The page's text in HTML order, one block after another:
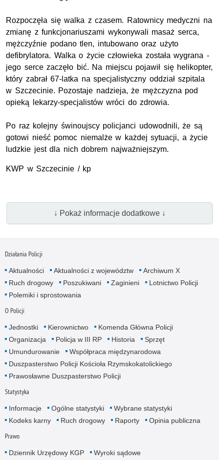
Rozpoczęła się walka z czasem. Ratownicy medyczni na
zmianę z funkcjonariuszami wykonywali masaż serca,
mężczyźnie podano tlen, intubowano oraz użyto
defibrylatora. Walka o życie człowieka została wygrana -
jego serce zaczęło bić. Na miejscu pojawił się helikopter,
który zabrał 67-latka na specjalistyczny oddział szpitala
w Szczecinie. Pozostaje nadzieja, że mężczyzna pod
opieką lekarzy-specjalistów wróci do zdrowia.
Po raz kolejny świnoujscy policjanci udowodnili, że są
gotowi nieść pomoc niemalże w każdej sytuacji, a życie
ludzkie jest dla nich dobrem najważniejszym.
KWP w Szczecinie / kp
↓ Pokaż informacje dodatkowe ↓
Działania Policji
Aktualności Aktualności z województw
Archiwum X
Ruch drogowy
Poszukiwani Zaginieni
Lotnictwo Policji
Polemiki i sprostowania
O Policji
Jednostki Kierownictwo
Komenda Główna Policji
Organizacja
Policja w III RP Historia
Sprzęt
Umundurowanie
Współpraca międzynarodowa
Duszpasterstwo Policji Kościoła Rzymskokatolickiego
Prawosławne Duszpasterstwo Policji
Statystyka
Informacje Ogólne statystyki
Wybrane statystyki
Kodeks karny
Ruch drogowy Raporty Opinia publiczna
Prawo
Dziennik Urzędowy KGP Wyroki sądowe